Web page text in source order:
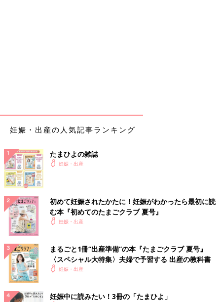
妊娠・出産の人気記事ランキング
たまひよの雑誌
妊娠・出産
初めて妊娠されたかたに！妊娠がわかったら最初に読
む本『初めてのたまごクラブ 夏号』
妊娠・出産
まるごと1冊“出産準備”の本『たまごクラブ 夏号』
〈スペシャル大特集〉夫婦で予習する 出産の教科書
妊娠・出産
妊娠中に読みたい！3冊の「たまひよ」